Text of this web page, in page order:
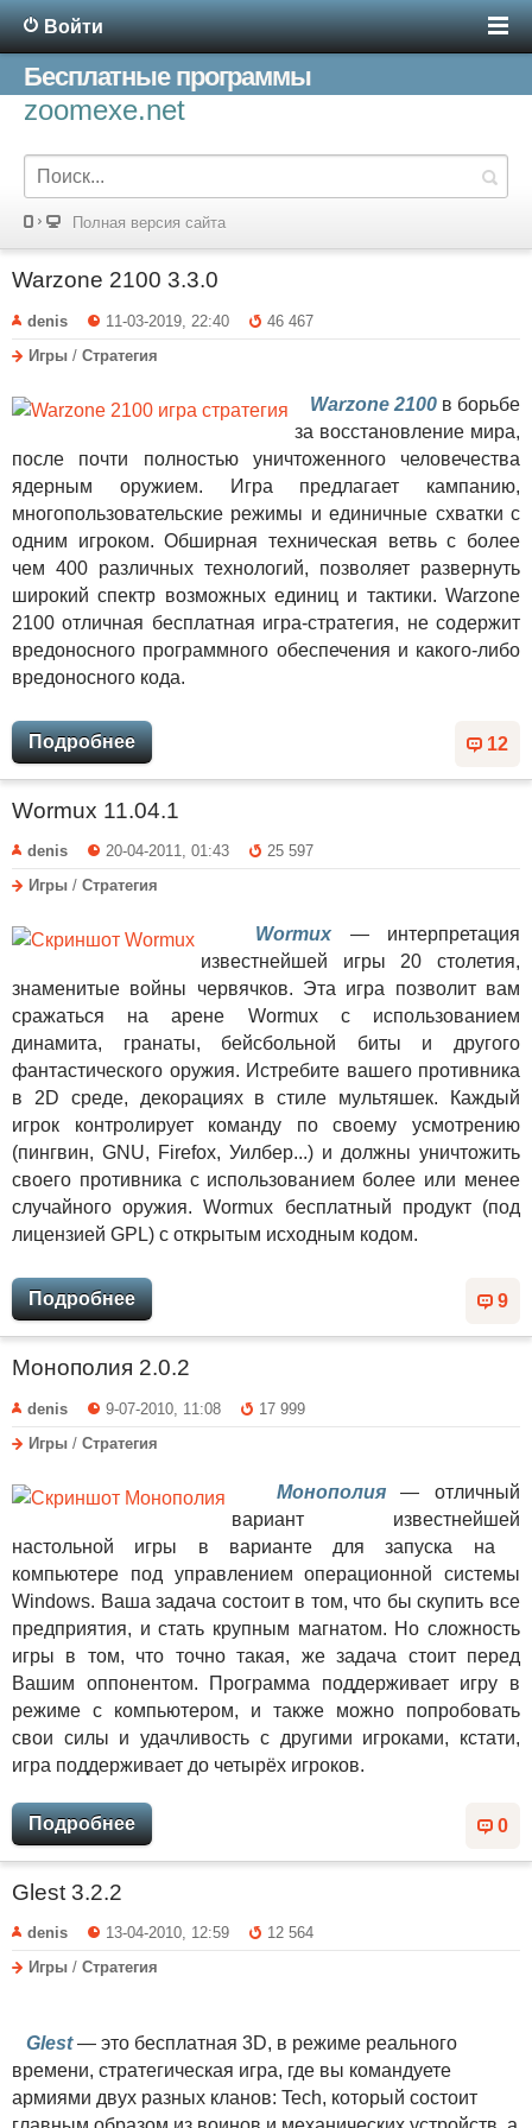
Войти
Бесплатные программы
zoomexe.net
Полная версия сайта
Warzone 2100 3.3.0
denis 11-03-2019, 22:40
46 467
Игры / Стратегия
Warzone 2100 в борьбе
за восстановление мира,
после почти полностью уничтоженного человечества
ядерным оружием. Игра предлагает кампанию,
многопользовательские режимы и единичные схватки с
одним игроком. Обширная техническая ветвь с более
чем 400 различных технологий, позволяет развернуть
широкий спектр возможных единиц и тактики. Warzone
2100 отличная бесплатная игра-стратегия, не содержит
вредоносного программного обеспечения и какого-либо
вредоносного кода.
12
Подробнее
Wormux 11.04.1
denis 20-04-2011, 01:43
25 597
Игры / Стратегия
Wormux — интерпретация
известнейшей игры 20 столетия,
знаменитые войны червячков. Эта игра позволит вам
сражаться на арене Wormux с использованием
динамита, гранаты, бейсбольной биты и другого
фантастического оружия. Истребите вашего противника
в 2D среде, декорациях в стиле мультяшек. Каждый
игрок контролирует команду по своему усмотрению
(пингвин, GNU, Firefox, Уилбер...) и должны уничтожить
своего противника с использованием более или менее
случайного оружия. Wormux бесплатный продукт (под
лицензией GPL) с открытым исходным кодом.
9
Подробнее
Монополия 2.0.2
denis 9-07-2010, 11:08
17 999
Игры / Стратегия
Монополия— отличный
вариант известнейшей
настольной игры в варианте для запуска на
компьютере под управлением операционной системы
Windows. Ваша задача состоит в том, что бы скупить все
предприятия, и стать крупным магнатом. Но сложность
игры в том, что точно такая, же задача стоит перед
Вашим оппонентом. Программа поддерживает игру в
режиме с компьютером, и также можно попробовать
свои силы и удачливость с другими игроками, кстати,
игра поддерживает до четырёх игроков.
0
Подробнее
Glest 3.2.2
denis 13-04-2010, 12:59
12 564
Игры / Стратегия
Glest— это бесплатная 3D, в режиме реального
времени, стратегическая игра, где вы командуете
армиями двух разных кланов: Tech, который состоит